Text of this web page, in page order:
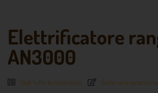
Elettrificatore
AN3000
Vedi tutte le recensioni Scrivi una